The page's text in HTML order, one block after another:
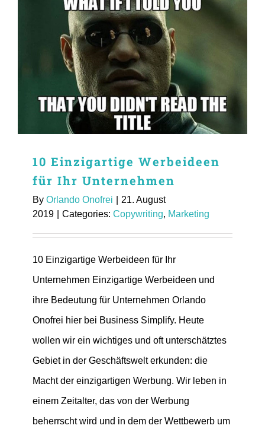
10 Einzigartige Werbeideen
für Ihr Unternehmen
By Orlando Onofrei
21. August
2019
Categories: Copywriting, Marketing
10 Einzigartige Werbeideen für Ihr
Unternehmen Einzigartige Werbeideen und
ihre Bedeutung für Unternehmen Orlando
Onofrei hier bei Business Simplify. Heute
wollen wir ein wichtiges und oft unterschätztes
Gebiet in der Geschäftswelt erkunden: die
Macht der einzigartigen Werbung. Wir leben in
einem Zeitalter, das von der Werbung
beherrscht wird und in dem der Wettbewerb um